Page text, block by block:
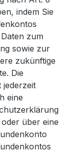
indem Sie
zum
sowie zur
zukünftige
Die
jederzeit
eine
über eine